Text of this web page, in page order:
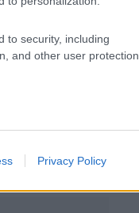
to security, including
and other user protection.
Privacy Policy
μύτης με